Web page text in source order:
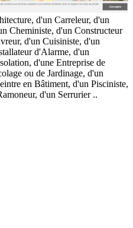
d'un Carreleur, d'un
Cheministe, d'un Constructeur
d'un Cuisiniste, d'un
d'Alarme, d'un
d'une Entreprise de
ou de Jardinage, d'un
en Bâtiment, d'un Pisciniste,
d'un Serrurier ..